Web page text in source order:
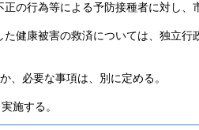
の行為等による予防接種者に対し
健康被害の救済については、独立行
、必要な事項は、別に定める。
施する。